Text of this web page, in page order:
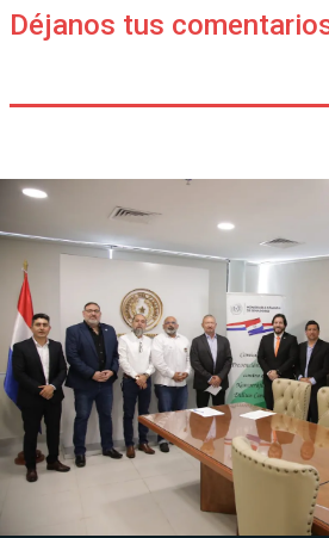
Déjanos tus